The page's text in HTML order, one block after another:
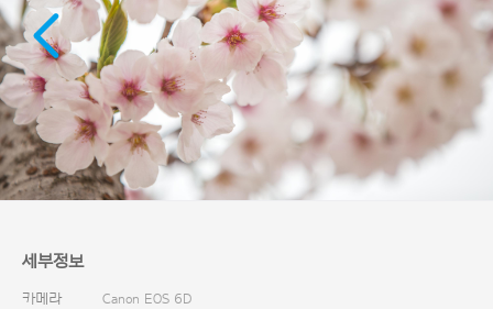
세부정보
카메라
Canon EOS 6D